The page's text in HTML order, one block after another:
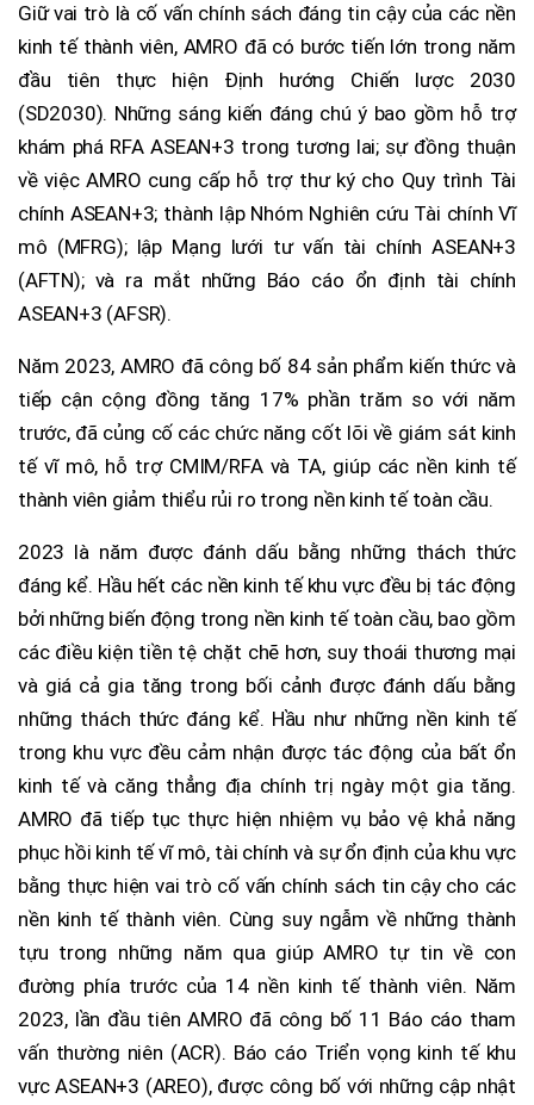
Giữ vai trò là cố vấn chính sách đáng tin cậy của các nền
kinh tế thành viên, AMRO đã có bước tiến lớn trong năm
đầu tiên thực hiện Định hướng Chiến lược 2030
(SD2030). Những sáng kiến đáng chú ý bao gồm hỗ trợ
khám phá RFA ASEAN+3 trong tương lai; sự đồng thuận
về việc AMRO cung cấp hỗ trợ thư ký cho Quy trình Tài
chính ASEAN+3; thành lập Nhóm Nghiên cứu Tài chính Vĩ
mô (MFRG); lập Mạng lưới tư vấn tài chính ASEAN+3
(AFTN); và ra mắt những Báo cáo ổn định tài chính
ASEAN+3 (AFSR).
Năm 2023, AMRO đã công bố 84 sản phẩm kiến thức và
tiếp cận cộng đồng tăng 17% phần trăm so với năm
trước, đã củng cố các chức năng cốt lõi về giám sát kinh
tế vĩ mô, hỗ trợ CMIM/RFA và TA, giúp các nền kinh tế
thành viên giảm thiểu rủi ro trong nền kinh tế toàn cầu.
2023 là năm được đánh dấu bằng những thách thức
đáng kể. Hầu hết các nền kinh tế khu vực đều bị tác động
bởi những biến động trong nền kinh tế toàn cầu, bao gồm
các điều kiện tiền tệ chặt chẽ hơn, suy thoái thương mại
và giá cả gia tăng trong bối cảnh được đánh dấu bằng
những thách thức đáng kể. Hầu như những nền kinh tế
trong khu vực đều cảm nhận được tác động của bất ổn
kinh tế và căng thẳng địa chính trị ngày một gia tăng.
AMRO đã tiếp tục thực hiện nhiệm vụ bảo vệ khả năng
phục hồi kinh tế vĩ mô, tài chính và sự ổn định của khu vực
bằng thực hiện vai trò cố vấn chính sách tin cậy cho các
nền kinh tế thành viên. Cùng suy ngẫm về những thành
tựu trong những năm qua giúp AMRO tự tin về con
đường phía trước của 14 nền kinh tế thành viên. Năm
2023, lần đầu tiên AMRO đã công bố 11 Báo cáo tham
vấn thường niên (ACR). Báo cáo Triển vọng kinh tế khu
vực ASEAN+3 (AREO), được công bố với những cập nhật